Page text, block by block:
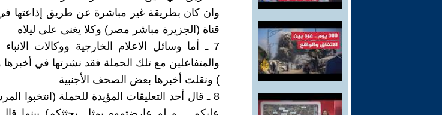
وان كان بطريقة غير مباشرة عن طريق إذاعتها في
قناة (الجزيرة مباشر مصر) وكلا يغنى على ليلاه
7 ـ أما وسائل الاعلام الخارجية ووكالات
والمتفاعلين مع تلك الحملة فقد نشرتها في
) ونقلت أخبرها بعض الصحف الأجنبية
8 ـ قال أحد التعليقات المؤيدة للحملة (انتخبوا